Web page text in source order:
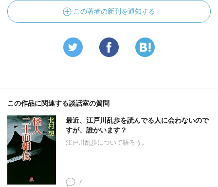
この著者の新刊を通知する
この作品に関連する談話室の質問
最近、江戸川乱歩を読んでる人に会わないので
すが、誰かいます？
江戸川乱歩について語ろう。
7